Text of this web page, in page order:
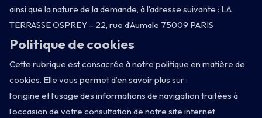
ainsi que la nature de la demande, à l’adresse suivante : LA
TERRASSE OSPREY – 22, rue d’Aumale 75009 PARIS
Politique de cookies
Cette rubrique est consacrée à notre politique en matière de
cookies. Elle vous permet d’en savoir plus sur :
l’origine et l’usage des informations de navigation traitées à
l’occasion de votre consultation de notre site internet